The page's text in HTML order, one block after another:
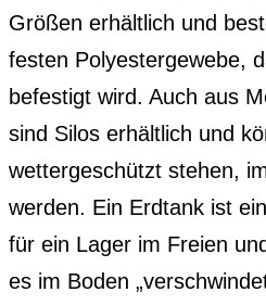
Größen erhältlich und
festen Polyestergewebe,
befestigt wird. Auch aus
sind Silos erhältlich und
wettergeschützt stehen,
werden. Ein Erdtank ist
für ein Lager im Freien
es im Boden